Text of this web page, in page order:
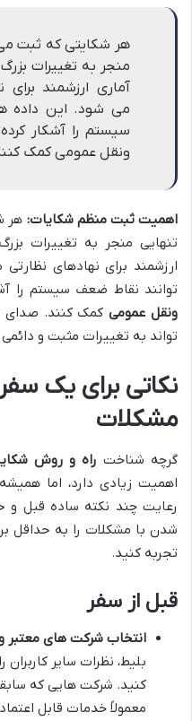
هر شکایتی که ثبت
منجر به تغییرات
آماری ارزشمند
می شود. این داده
سیستم را آشکار
ونقل عمومی کمک
اهمیت ثبت منظم شکایات: هر
تنهایی منجر به تغییرات
ارزشمند برای نهادهای
توانند نقاط ضعف سیستم را
ونقل عمومیکمک کنند. صدای
تواند به تغییرات مثبت و
نکاتی برای یک
مشکلات
گرچه شناخت راه و روش
اهمیت زیادی دارد، اما
رعایت چند نکته ساده قبل و
شدن با مشکلات را به حداقل
تجربه کنید.
قبل از سفر
انتخاب شرکت های معتبر
بلیط، نظرات سایر
کنید. شرکت هایی که
معمولاً خدمات قابل